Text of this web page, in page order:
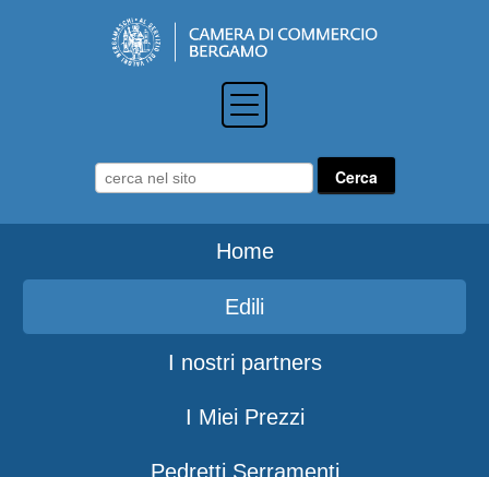
Home
Edili
I nostri partners
I Miei Prezzi
Pedretti Serramenti